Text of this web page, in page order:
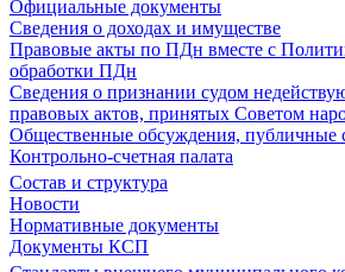
Официальные документы
Сведения о доходах и имуществе
Правовые акты по ПДн вместе с
обработки ПДн
Сведения о признании судом
правовых актов, принятых Советом
Общественные обсуждения, публичные
Контрольно-счетная палата
Состав и структура
Новости
Нормативные документы
Документы КСП